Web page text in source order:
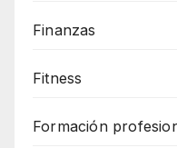
Finanzas
Fitness
Formación